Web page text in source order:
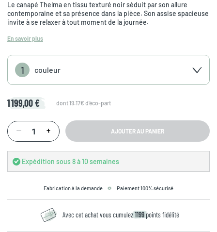
Le canapé Thelma en tissu texturé noir séduit par son allure
contemporaine et sa présence dans la pièce. Son assise spacieuse
invite à se relaxer à tout moment de la journée.
En savoir plus
1 couleur
1 199,00 € dont 19.17€ d'éco-part
AJOUTER AU PANIER
Expédition sous 8 à 10 semaines
Fabrication à la demande Paiement 100% sécurisé
Avec cet achat vous cumulez1199points fidélité